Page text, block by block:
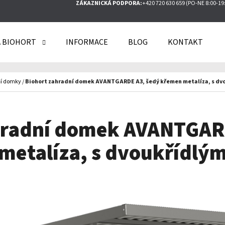
ZÁKAZNICKÁ PODPORA:+420 720 630 659 (PO-NE 8:00-
BIOHORT INFORMACE BLOG KONTAKT
domky/Biohort zahradní domek AVANTGARDE A3, šedý křemen metalíza, s
domek
s
DOPORUČUJEME